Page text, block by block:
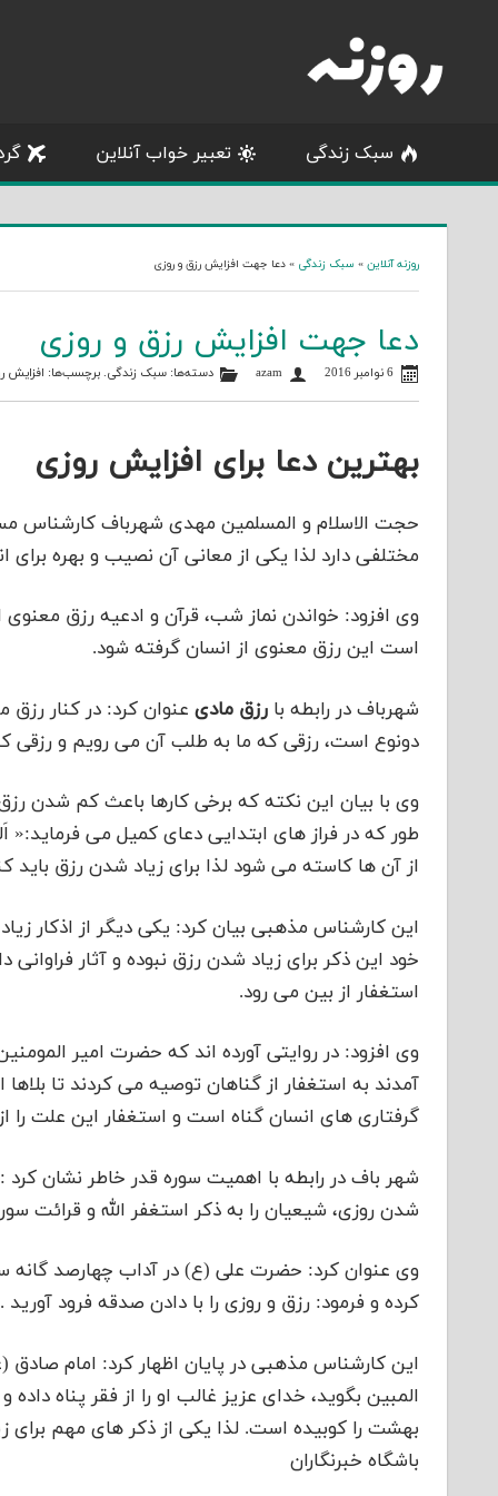
content
سبک زندگی تعبیر خواب آنلاین
روزنه آنلاین » سبک زندگی »دعا جهت افزایش رزق و روزی
دعا جهت افزایش رزق و روزی
6 نوامبر 2016 azam دسته‌ها:سبک زندگی. برچسب‌ها: افزایش
بهترین دعا برای افزایش روزی
حجت الاسلام و المسلمین مهدی شهرباف کارشناس
مختلفی دارد لذا یکی از معانی آن نصیب و بهره
وی افزود: خواندن نماز شب، قرآن و ادعیه رزق
است این رزق معنوی از انسان گرفته شود.
شهرباف در رابطه با رزق مادی عنوان کرد: در کنار
دونوع است، رزقی که ما به طلب آن می رویم و رزقی
وی با بیان این نکته که برخی کارها باعث کم شدن
طور که در فراز های ابتدایی دعای کمیل می فرماید:«
از آن ها کاسته می شود لذا برای زیاد شدن رزق باید
این کارشناس مذهبی بیان کرد: یکی دیگر از اذکار
خود این ذکر برای زیاد شدن رزق نبوده و آثار
استغفار از بین می رود.
وی افزود: در روایتی آورده اند که حضرت امیر
آمدند به استغفار از گناهان توصیه می کردند تا
گرفتاری های انسان گناه است و استغفار این علت را
شهر باف در رابطه با اهمیت سوره قدر خاطر نشان کرد
شدن روزی، شیعیان را به ذکر استغفر الله و قرائت
وی عنوان کرد: حضرت علی (ع) در آداب چهارصد گانه
کرده و فرمود: رزق و روزی را با دادن صدقه فرود آورید .
این کارشناس مذهبی در پایان اظهار کرد: امام صادق
المبین بگوید، خدای عزیز غالب او را از فقر پناه
بهشت را کوبیده است. لذا یکی از ذکر های مهم
باشگاه خبرنگاران